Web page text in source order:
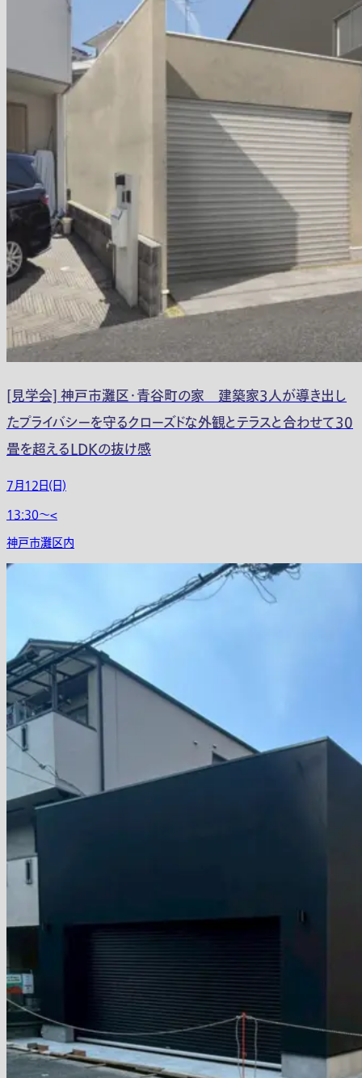
[見学会] 神戸市灘区・青谷町の家 建築家3人が導き出し
たプライバシーを守るクローズドな外観とテラスと合わせて30
畳を超えるLDKの抜け感
7月12日(日)
13:30〜<
神戸市灘区内